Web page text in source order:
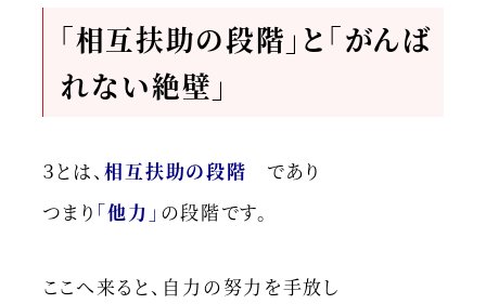
「相互扶助の段階」と「がんば
れない絶壁」
３とは、相互扶助の段階 であり
つまり 「他力」 の段階です。
ここへ来ると、自力の努力を手放し